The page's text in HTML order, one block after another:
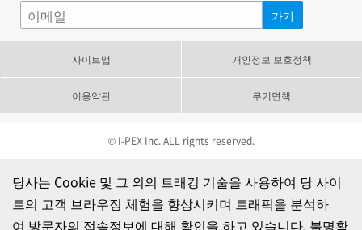
사이트맵 개인정보 보호정책
이용약관 쿠키면책
© I-PEX Inc. ALL rights reserved.
당사는 Cookie 및 그 외의 트래킹 기술을 사용하여 당 사이
트의 고객 브라우징 체험을 향상시키며 트래픽을 분석하
여 방문자의 접속정보에 대해 확인을 하고 있습니다. 불명확